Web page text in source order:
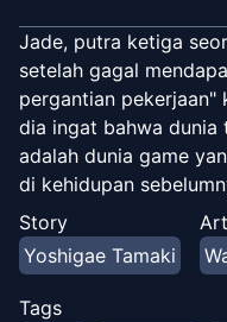
Jade, putra ketiga
setelah gagal
pergantian pekerjaan"
dia ingat bahwa dunia
adalah dunia game
di kehidupan
ingatannya tentang
percaya bahwa dia
dunia, dan
permainan untuk
Story
Yoshigae Tamaki
Art
Tags